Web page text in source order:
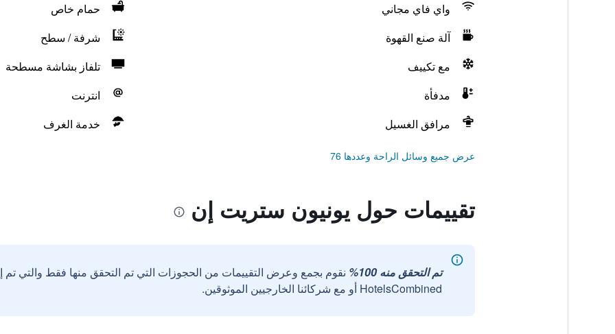
واي فاي مجاني
حمام خاص
آلة صنع القهوة
شرفة / سطح
مع تكييف
تلفاز بشاشة مسطحة
مدفأة
انترنت
مرافق الغسيل
خدمة الغرف
عرض جميع وسائل الراحة وعددها 76
تقييمات حول يونيون ستريت إن
تم التحقق منه 100%
نقوم بجمع وعرض التقييمات من الحجوزات التي تم التحقق منها فقط والتي
HotelsCombined أو مع شركائنا الخارجيين الموثوقين.